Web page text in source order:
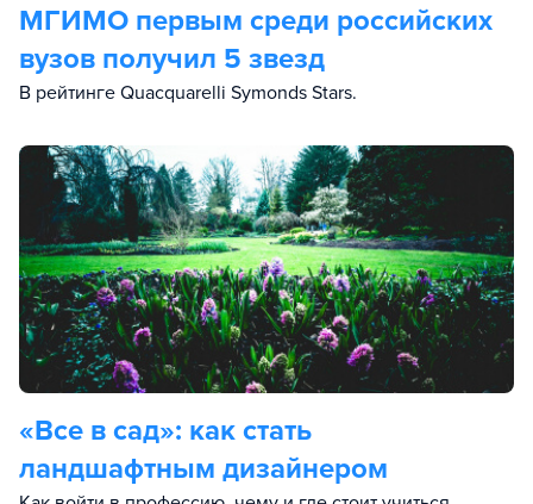
МГИМО первым среди российских
вузов получил 5 звезд
В рейтинге Quacquarelli Symonds Stars.
«Все в сад»: как стать
ландшафтным дизайнером